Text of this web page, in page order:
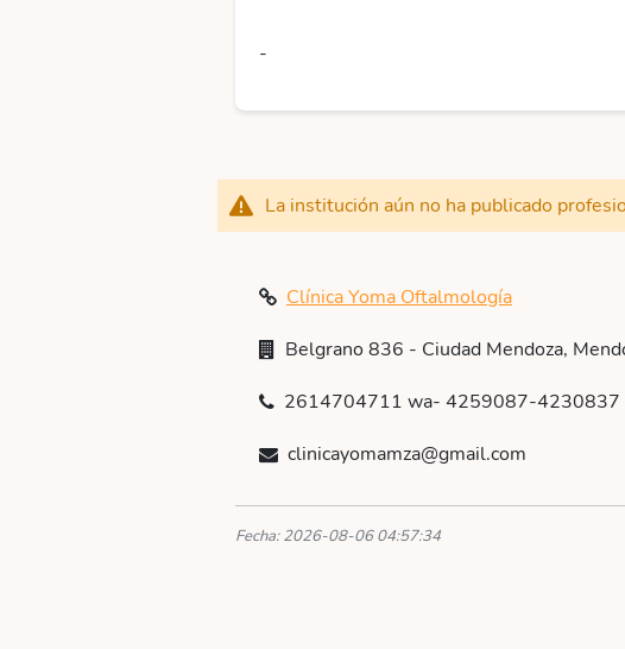
-
La institución aún no ha publicado
Clínica Yoma Oftalmología
Belgrano 836 - Ciudad Mendoza,
2614704711 wa- 4259087-4230837
clinicayomamza@gmail.com
Fecha: 2026-08-06 04:57:34